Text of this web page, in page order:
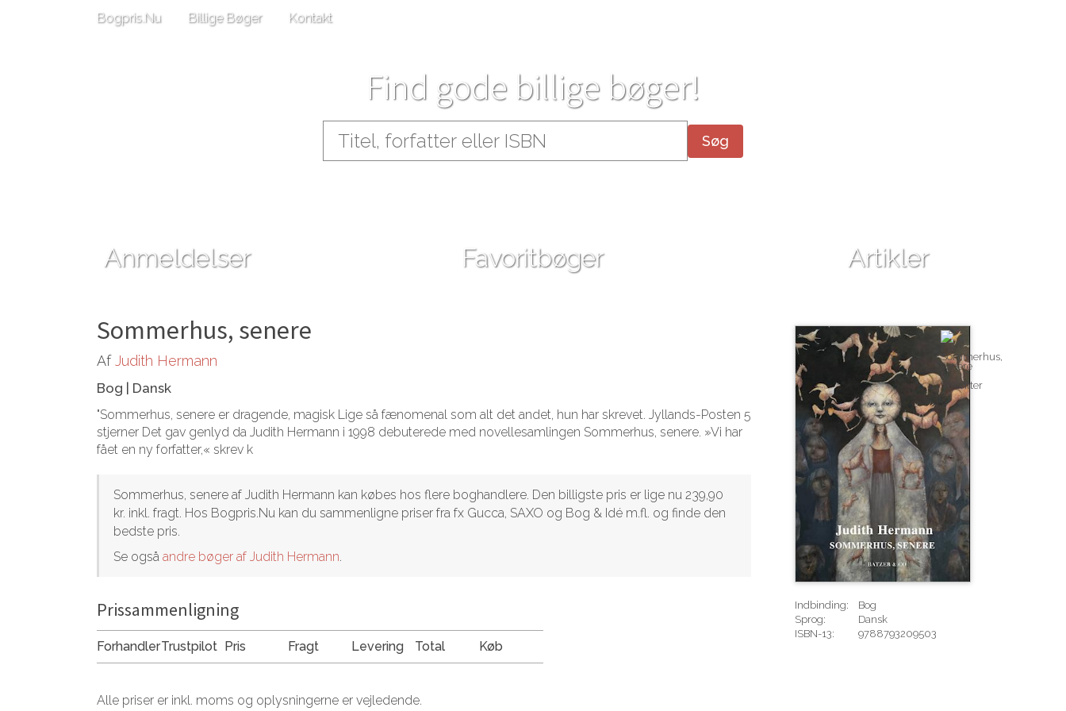
Bogpris.Nu Billige Bøger Kontakt
Find gode billige bøger!
Søg
Anmeldelser Favoritbøger Artikler
Indbinding:
Bog
Sprog:
Dansk
ISBN-13:
9788793209503
Sommerhus, senere
AfJudith Hermann
Bog Dansk
"Sommerhus, senere er dragende, magisk Lige så fænomenal som alt det andet, hun har skrevet. Jyllands-Posten 5
stjerner Det gav genlyd da Judith Hermann i 1998 debuterede med novellesamlingen Sommerhus, senere. »Vi har
fået en ny forfatter,« skrev k
Sommerhus, senere af Judith Hermann kan købes hos flere boghandlere. Den billigste pris er lige nu 239,90
kr. inkl. fragt. Hos Bogpris.Nu kan du sammenligne priser fra fx Gucca, SAXO og Bog & Idé m.fl. og finde den
bedste pris.
Se også andre bøger af Judith Hermann.
Prissammenligning
ForhandlerTrustpilot Pris Fragt Levering Total Køb
Alle priser er inkl. moms og oplysningerne er vejledende.